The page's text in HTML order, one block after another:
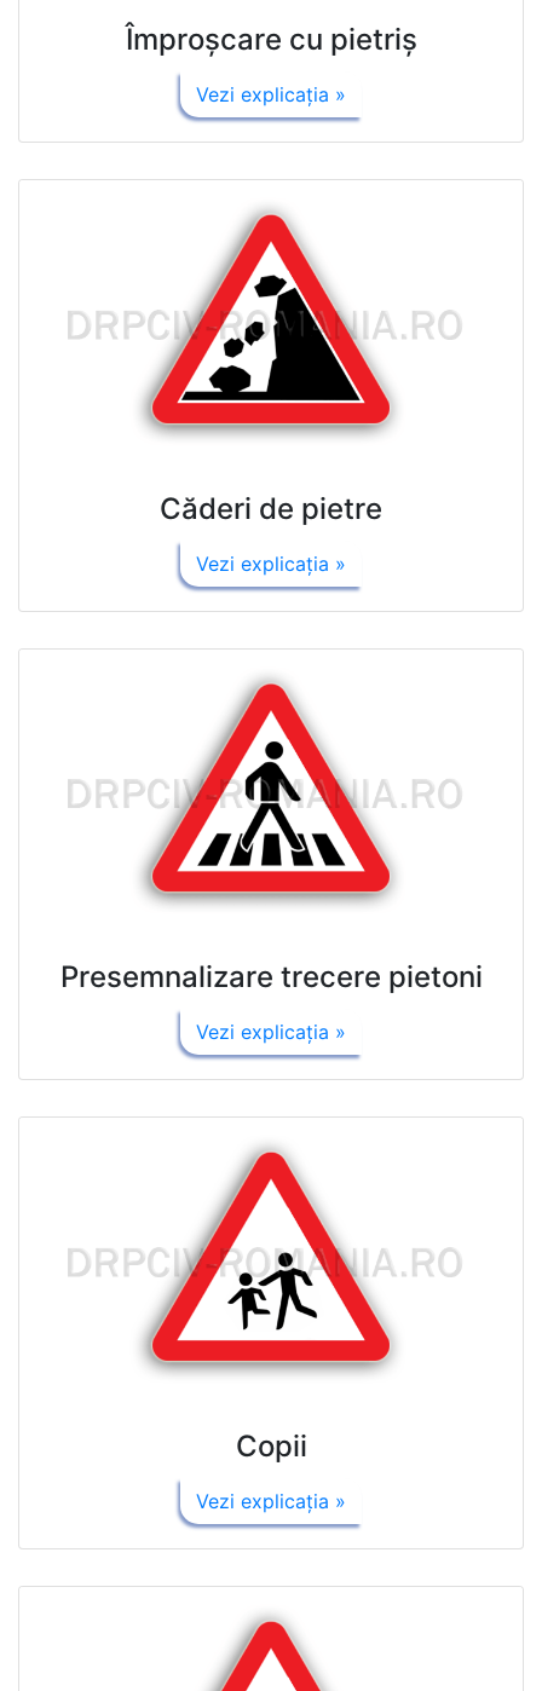
Împroşcare cu pietriş
Vezi explicaţia »
Căderi de pietre
Vezi explicaţia »
Presemnalizare trecere pietoni
Vezi explicaţia »
Copii
Vezi explicaţia »